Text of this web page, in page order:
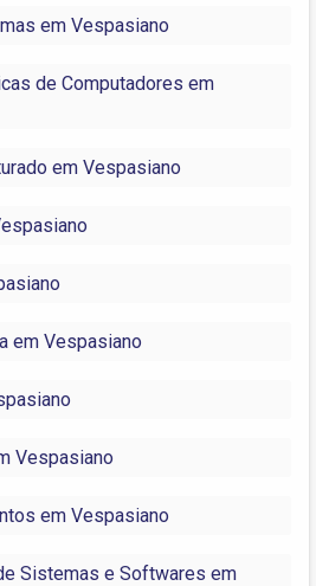
em Vespasiano
de Computadores em
em Vespasiano
em Vespasiano
Vespasiano
em Vespasiano
Sistemas e Softwares em